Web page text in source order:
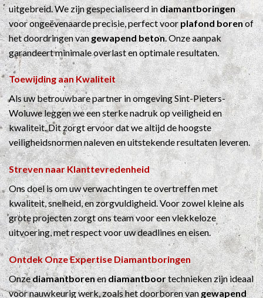
uitgebreid. We zijn gespecialiseerd indiamantboringen
voor ongeëvenaarde precisie, perfect voorplafond borenof
het doordringen vangewapend beton. Onze aanpak
garandeert minimale overlast en optimale resultaten.
Toewijding aan Kwaliteit
Als uw betrouwbare partner in omgeving Sint-Pieters-
Woluwe leggen we een sterke nadruk op veiligheid en
kwaliteit. Dit zorgt ervoor dat we altijd de hoogste
veiligheidsnormen naleven en uitstekende resultaten leveren.
Streven naar Klanttevredenheid
Ons doel is om uw verwachtingen te overtreffen met
kwaliteit, snelheid, en zorgvuldigheid. Voor zowel kleine als
grote projecten zorgt ons team voor een vlekkeloze
uitvoering, met respect voor uw deadlines en eisen.
Ontdek Onze ExpertiseDiamantboringen
Onzediamantborenendiamantboortechnieken zijn ideaal
voor nauwkeurig werk, zoals het doorboren vangewapend